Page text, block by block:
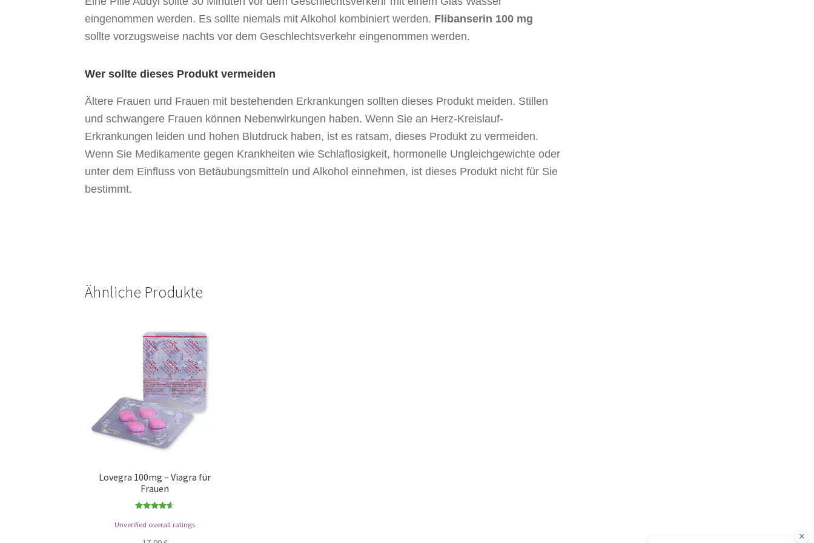
eingenommen werden. Es sollte niemals mit Alkohol kombiniert werden. Flibanserin 100 mg
sollte vorzugsweise nachts vor dem Geschlechtsverkehr eingenommen werden.
Wer sollte dieses Produkt vermeiden
Ältere Frauen und Frauen mit bestehenden Erkrankungen sollten dieses Produkt meiden. Stillen
und schwangere Frauen können Nebenwirkungen haben. Wenn Sie an Herz-Kreislauf-
Erkrankungen leiden und hohen Blutdruck haben, ist es ratsam, dieses Produkt zu vermeiden.
Wenn Sie Medikamente gegen Krankheiten wie Schlaflosigkeit, hormonelle Ungleichgewichte oder
unter dem Einfluss von Betäubungsmitteln und Alkohol einnehmen, ist dieses Produkt nicht für Sie
bestimmt.
Ähnliche Produkte
Lovegra 100mg – Viagra für
Frauen
mit4.57
von 5
Unverified overall ratings